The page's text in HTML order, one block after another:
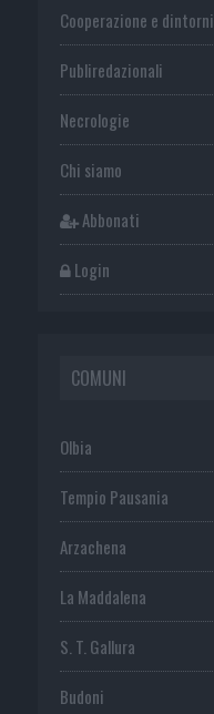
Cooperazione e dintorni
Publiredazionali
Necrologie
Chi siamo
Abbonati
Login
COMUNI
Olbia
Tempio Pausania
Arzachena
La Maddalena
S. T. Gallura
Budoni